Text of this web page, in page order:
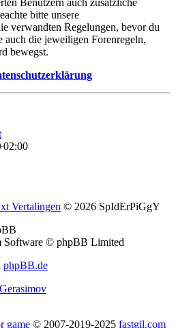
bitte unsere
verwandten Regelungen, bevor du
auch die jeweiligen Forenregeln,
bewegst.
Vertalingen © 2026 SpIdErPiGgY
Software © phpBB Limited
phpBB.de
game © 2007-2019-2025 fastgil.com